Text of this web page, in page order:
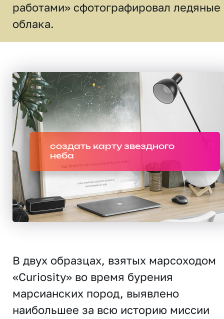
работами» сфотографировал ледяные
облака.
создать карту звездного
неба
В двух образцах, взятых марсоходом
«Curiosity» во время бурения
марсианских пород, выявлено
наибольшее за всю историю миссии